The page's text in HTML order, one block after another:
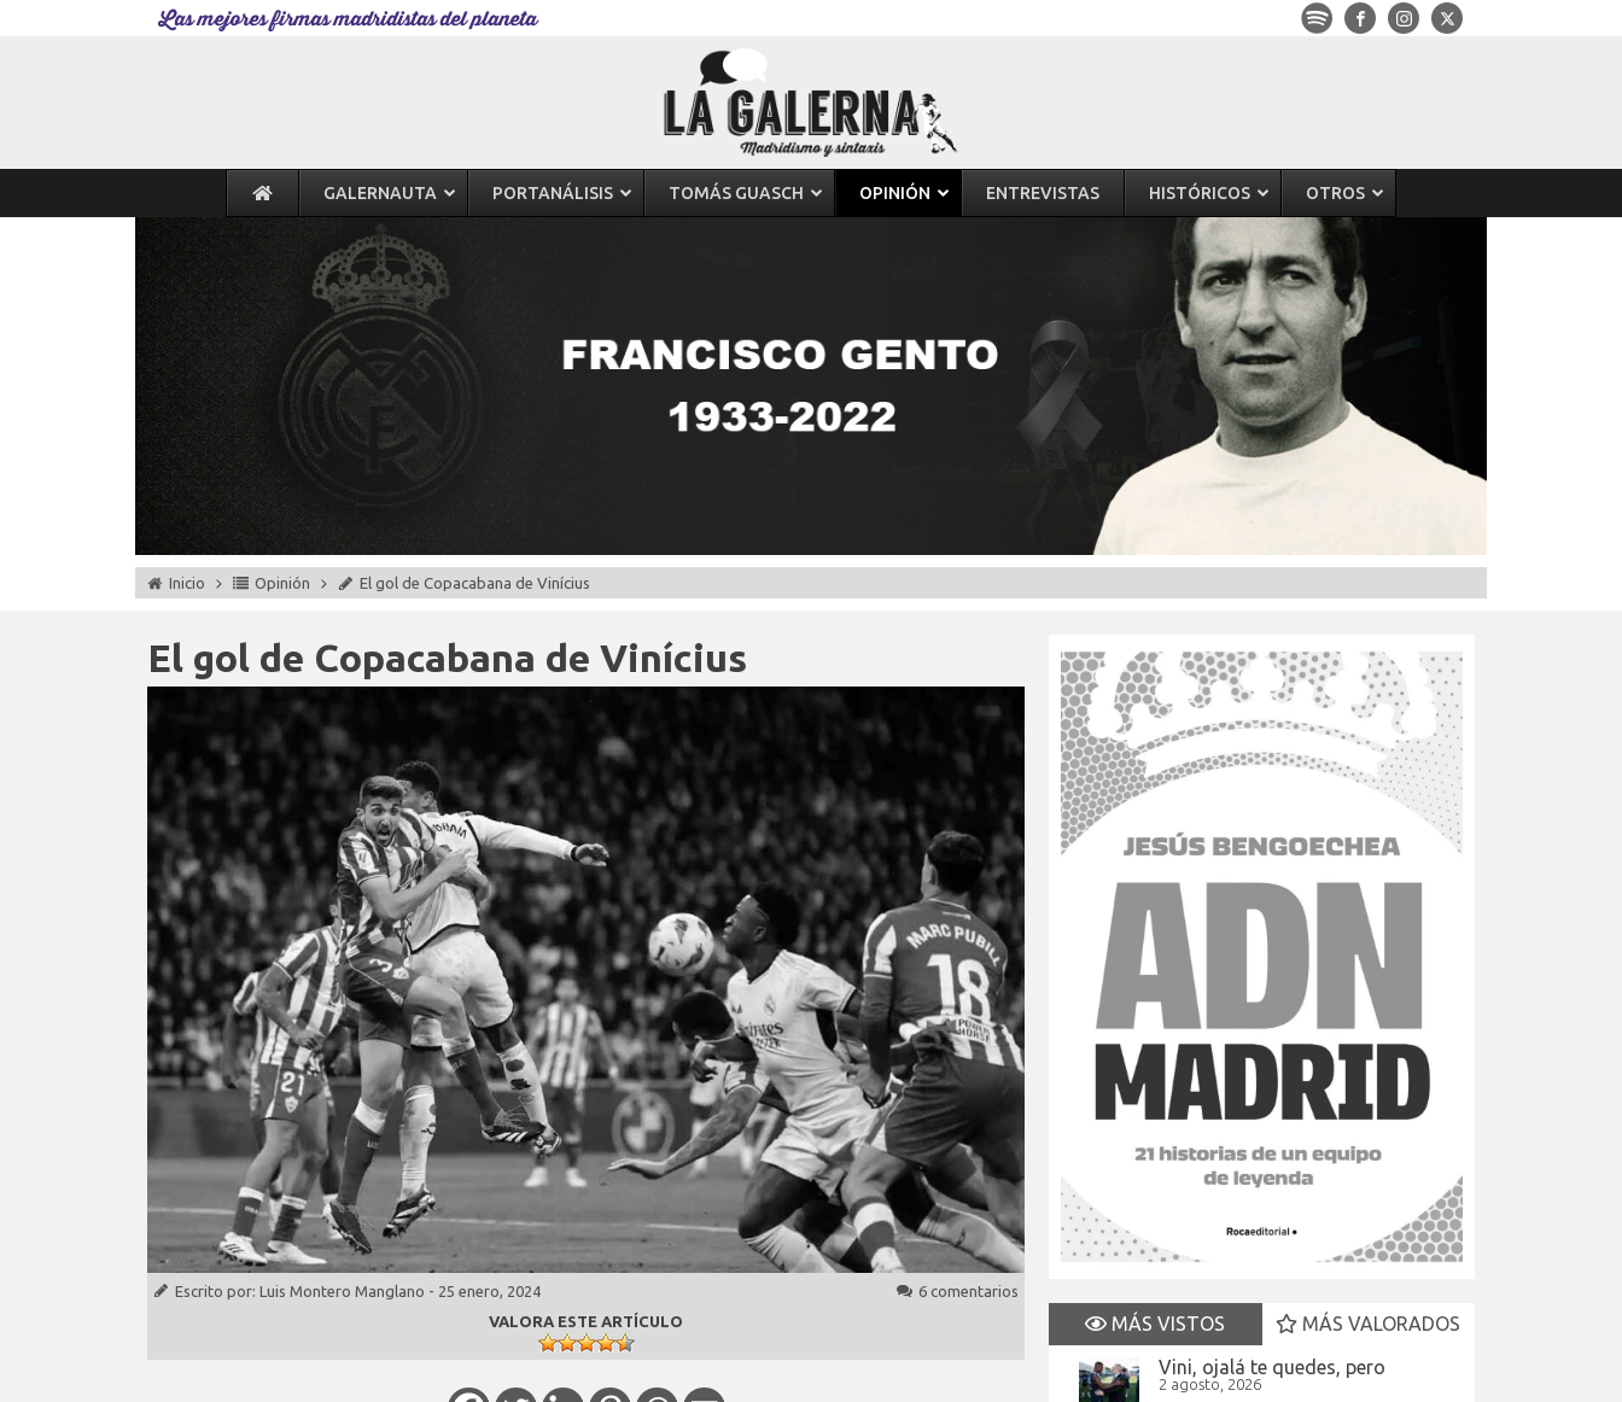
Las mejores firmas madridistas del planeta
GALERNAUTA PORTANÁLISIS TOMÁS GUASCH OPINIÓN ENTREVISTAS HISTÓRICOS OTROS
Inicio Opinión El gol de Copacabana de Vinícius
El gol de Copacabana de Vinícius
Escrito por: Luis Montero Manglano - 25 enero, 2024
6 comentarios
VALORA ESTE ARTÍCULO
MÁS VISTOS
MÁS VALORADOS
Vini, ojalá te quedes, pero
2 agosto, 2026